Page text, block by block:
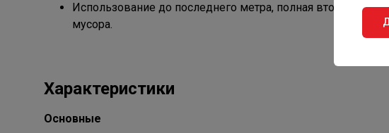
Использование до последнего метра, полная вторичная
мусора.
Характеристики
Основные